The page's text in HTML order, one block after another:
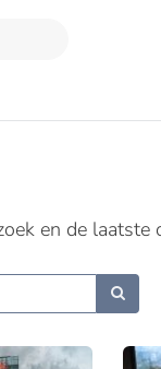
en de laatste